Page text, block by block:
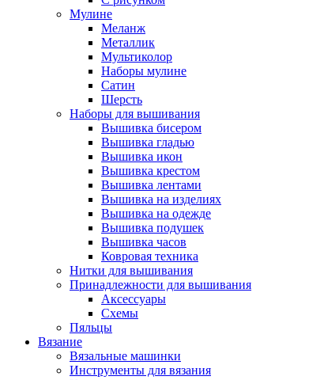
Мулине
Меланж
Металлик
Мультиколор
Наборы мулине
Сатин
Шерсть
Наборы для вышивания
Вышивка бисером
Вышивка гладью
Вышивка икон
Вышивка крестом
Вышивка лентами
Вышивка на изделиях
Вышивка на одежде
Вышивка подушек
Вышивка часов
Ковровая техника
Нитки для вышивания
Принадлежности для вышивания
Аксессуары
Схемы
Пяльцы
Вязание
Вязальные машинки
Инструменты для вязания